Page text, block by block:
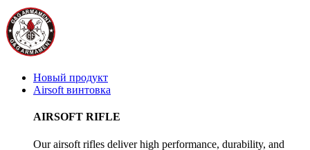
Новый продукт
Airsoft винтовка
AIRSOFT RIFLE
Our airsoft rifles deliver high performance, durability, and